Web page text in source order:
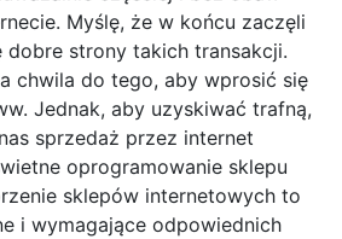
Myślę, że w końcu zaczęli
strony takich transakcji.
chwila do tego, aby wprosić się
Jednak, aby uzyskiwać trafną,
sprzedaż przez internet
oprogramowanie sklepu
sklepów internetowych to
i wymagające odpowiednich